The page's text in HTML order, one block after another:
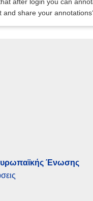
and share your
της
Ένωσης